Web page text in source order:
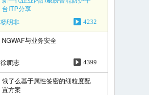
台ITP分享
杨明非
4232
NGWAF与业务安全
徐鹏志 4399
饿了么基于属性签密的细粒度配
置方案